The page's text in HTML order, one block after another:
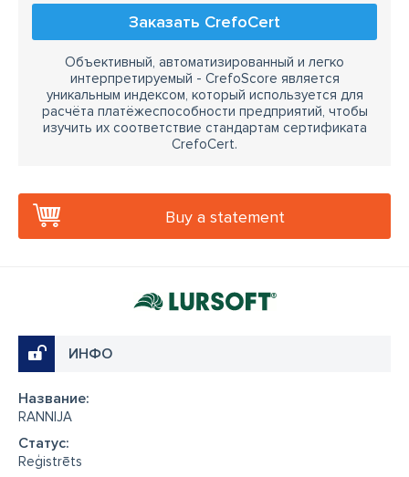
Заказать CrefoCert
Объективный, автоматизированный и легко
интерпретируемый - CrefoScore является
уникальным индексом, который используется для
расчёта платёжеспособности предприятий, чтобы
изучить их соответствие стандартам сертификата
CrefoCert.
Buy a statement
ИНФО
Название:
RANNIJA
Cтатус:
Reģistrēts